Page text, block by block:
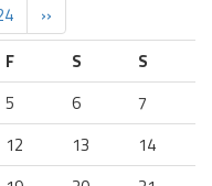
››
F S
S
5 6
7
12 13
14